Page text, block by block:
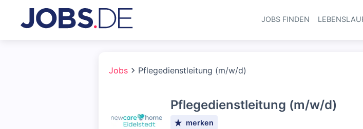
JOBS FINDEN
Jobs Pflegedienstleitung (m/w/d)
Pflegedienstleitung (m/w/d)
merken